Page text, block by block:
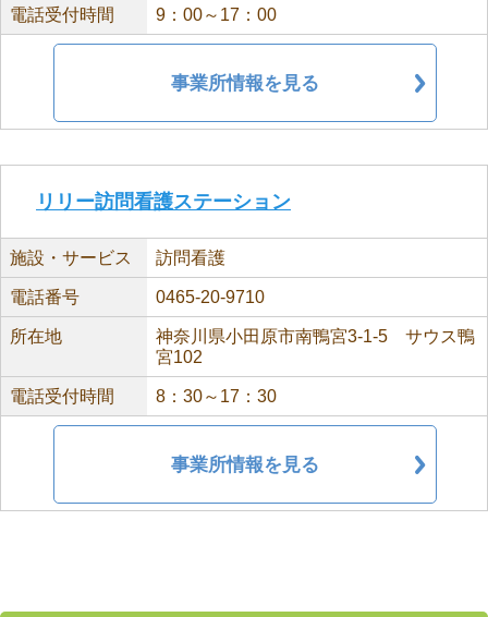
電話受付時間 9：00～17：00
事業所情報を見る
リリー訪問看護ステーション
施設・サービス 訪問看護
電話番号 0465-20-9710
所在地
神奈川県小田原市南鴨宮3-1-5 サウス鴨
宮102
電話受付時間 8：30～17：30
事業所情報を見る